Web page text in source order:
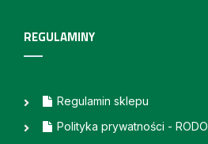
REGULAMINY
Regulamin sklepu
Polityka prywatności - RODO